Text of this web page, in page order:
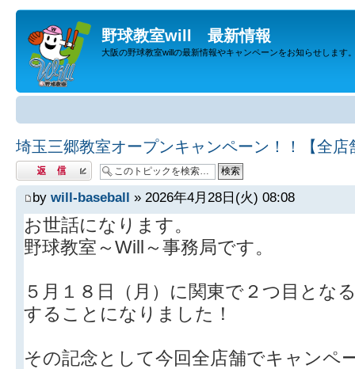
野球教室will 最新情報
大阪の野球教室willの最新情報やキャンペーンをお知らせします
埼玉三郷教室オープンキャンペーン！！【全
返信する
by will-baseball » 2026年4月28日(火) 08:08
お世話になります。
野球教室～Will～事務局です。
５月１８日（月）に関東で２つ目とな
することになりました！
その記念として今回全店舗でキャンペ